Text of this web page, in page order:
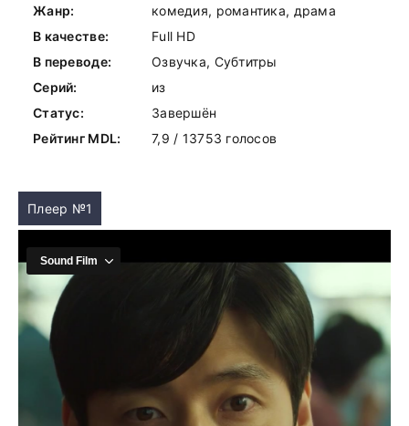
Жанр:
комедия, романтика, драма
В качестве:
Full HD
В переводе:
Озвучка, Субтитры
Серий:
из
Статус:
Завершён
Рейтинг MDL:
7,9 / 13753 голосов
Плеер №1